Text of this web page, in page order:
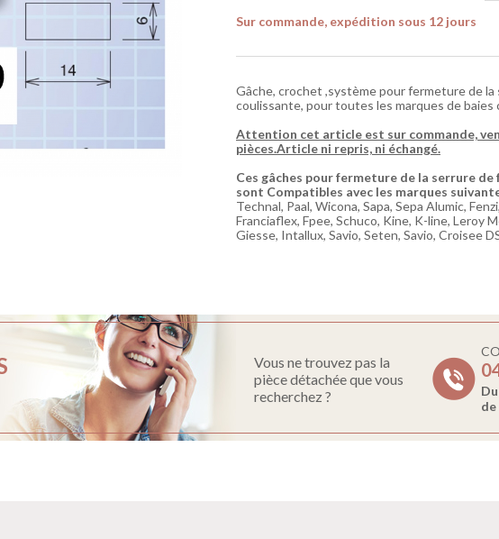
Sur commande, expédition sous 12 jours
Gâche, crochet ,système pour fermeture de
coulissante, pour toutes les marques de baies
Attention cet article est sur commande,
pièces.Article ni repris, ni échangé.
Ces gâches pour fermeture de la serrure
sont Compatibles avec les marques
Technal, Paal, Wicona, Sapa, Sepa Alumic,
Franciaflex, Fpee, Schuco, Kine, K-line, Leroy
Giesse, Intallux, Savio, Seten, Savio, Croisee
Vous ne trouvez pas la
pièce détachée que vous
recherchez ?
de